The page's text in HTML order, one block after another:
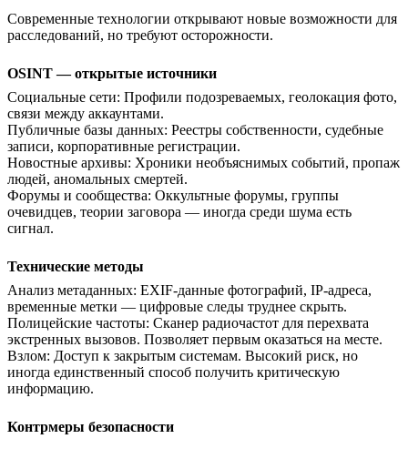
Современные технологии открывают новые возможности для
расследований, но требуют осторожности.
OSINT — открытые источники
Социальные сети: Профили подозреваемых, геолокация фото,
связи между аккаунтами.
Публичные базы данных: Реестры собственности, судебные
записи, корпоративные регистрации.
Новостные архивы: Хроники необъяснимых событий, пропаж
людей, аномальных смертей.
Форумы и сообщества: Оккультные форумы, группы
очевидцев, теории заговора — иногда среди шума есть
сигнал.
Технические методы
Анализ метаданных: EXIF-данные фотографий, IP-адреса,
временные метки — цифровые следы труднее скрыть.
Полицейские частоты: Сканер радиочастот для перехвата
экстренных вызовов. Позволяет первым оказаться на месте.
Взлом: Доступ к закрытым системам. Высокий риск, но
иногда единственный способ получить критическую
информацию.
Контрмеры безопасности